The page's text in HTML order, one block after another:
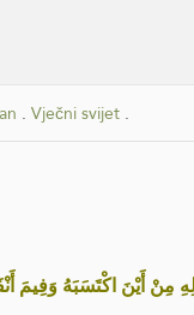
. Vječni svijet .
مِنْ أَيْنَ اكْتَسَبَهُ وَفِيمَ